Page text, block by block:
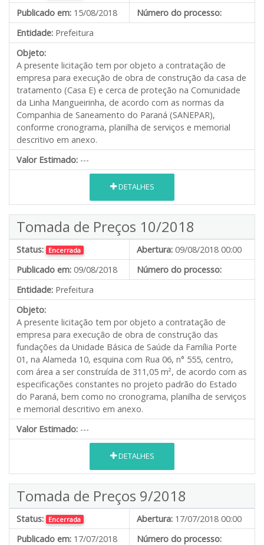
Publicado em: 15/08/2018
Número do processo:
Entidade: Prefeitura
Objeto:
A presente licitação tem por objeto a contratação de
empresa para execução de obra de construção da casa de
tratamento (Casa E) e cerca de proteção na Comunidade
da Linha Mangueirinha, de acordo com as normas da
Companhia de Saneamento do Paraná (SANEPAR),
conforme cronograma, planilha de serviços e memorial
descritivo em anexo.
Valor Estimado: ---
DETALHES
Tomada de Preços 10/2018
Status: Encerrada Abertura: 09/08/2018 00:00
Publicado em: 09/08/2018
Número do processo:
Entidade: Prefeitura
Objeto:
A presente licitação tem por objeto a contratação de
empresa para execução de obra de construção das
fundações da Unidade Básica de Saúde da Família Porte
01, na Alameda 10, esquina com Rua 06, n° 555, centro,
com área a ser construída de 311,05 m², de acordo com as
especificações constantes no projeto padrão do Estado
do Paraná, bem como no cronograma, planilha de serviços
e memorial descritivo em anexo.
Valor Estimado: ---
DETALHES
Tomada de Preços 9/2018
Status: Encerrada Abertura: 17/07/2018 00:00
Publicado em: 17/07/2018
Número do processo: